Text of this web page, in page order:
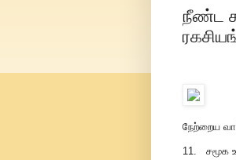
நீண்ட
நேற்றைய
11. சமூக